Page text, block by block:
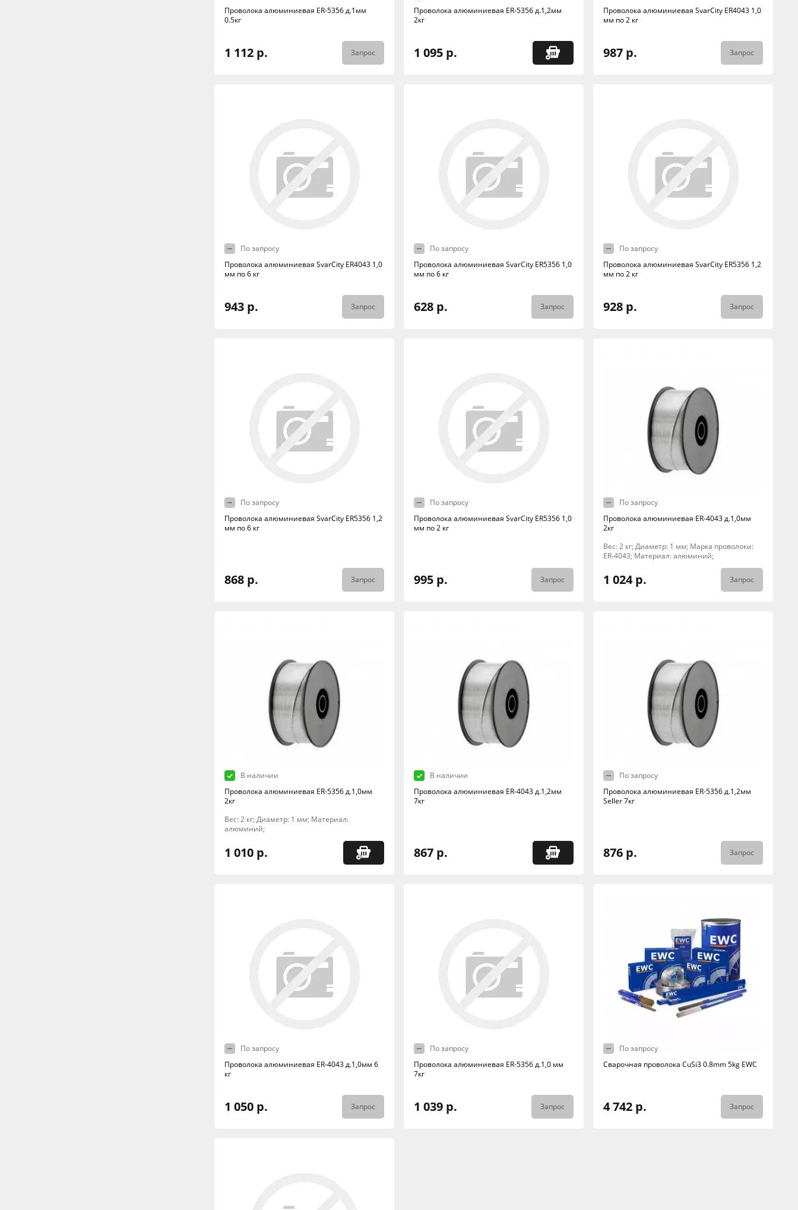
Проволока алюминиевая ER-5356 д.1мм
0.5кг
1 112 р. Запрос
Проволока алюминиевая ER-5356 д.1,2мм
2кг
1 095 р.
Проволока алюминиевая SvarCity ER4043 1,0
мм по 2 кг
987 р. Запрос
По запросу
Проволока алюминиевая SvarCity ER4043 1,0
мм по 6 кг
943 р. Запрос
По запросу
Проволока алюминиевая SvarCity ER5356 1,0
мм по 6 кг
628 р. Запрос
По запросу
Проволока алюминиевая SvarCity ER5356 1,2
мм по 2 кг
928 р. Запрос
По запросу
Проволока алюминиевая SvarCity ER5356 1,2
мм по 6 кг
868 р. Запрос
По запросу
Проволока алюминиевая SvarCity ER5356 1,0
мм по 2 кг
995 р. Запрос
По запросу
Проволока алюминиевая ER-4043 д.1,0мм
2кг
Вес: 2 кг; Диаметр: 1 мм; Марка проволоки:
ER-4043; Материал: алюминий;
1 024 р. Запрос
В наличии
Проволока алюминиевая ER-5356 д.1,0мм
2кг
Вес: 2 кг; Диаметр: 1 мм; Материал:
алюминий;
1 010 р.
В наличии
Проволока алюминиевая ER-4043 д.1,2мм
7кг
867 р.
По запросу
Проволока алюминиевая ER-5356 д.1,2мм
Seller 7кг
876 р. Запрос
По запросу
Проволока алюминиевая ER-4043 д.1,0мм 6
кг
1 050 р. Запрос
По запросу
Проволока алюминиевая ER-5356 д.1,0 мм
7кг
1 039 р. Запрос
По запросу
Сварочная проволока CuSi3 0.8mm 5kg EWC
4 742 р. Запрос